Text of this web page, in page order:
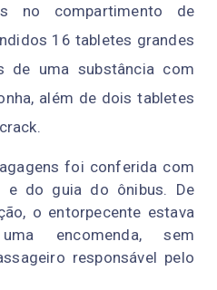
no compartimento de
16 tabletes grandes
de uma substância com
além de dois tabletes
foi conferida com
do guia do ônibus. De
o entorpecente estava
encomenda, sem
responsável pelo